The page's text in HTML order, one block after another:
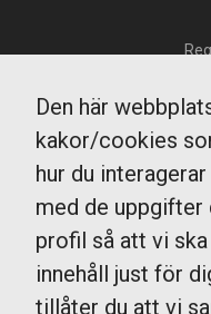
Den här
kakor/cookies
hur du
med de uppgifter
profil så att vi
innehåll just för
tillåter du att vi